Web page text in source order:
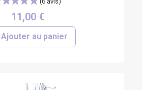
11,00 €
Ajouter au panier